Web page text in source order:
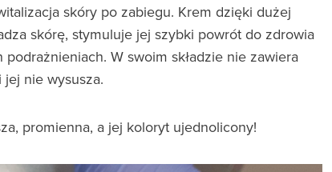
skóry po zabiegu. Krem dzięki dużej
skórę, stymuluje jej szybki powrót do zdrowia
W swoim składzie nie zawiera
nie wysusza.
promienna, a jej koloryt ujednolicony!